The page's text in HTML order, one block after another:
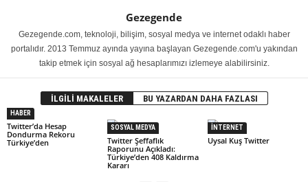
Gezegende
Gezegende.com, teknoloji, bilişim, sosyal medya ve internet odaklı haber
portalıdır. 2013 Temmuz ayında yayına başlayan Gezegende.com'u yakından
takip etmek için sosyal ağ hesaplarımızı izlemeye alabilirsiniz.
İLGİLİ MAKALELER BU YAZARDAN DAHA FAZLASI
HABER
Twitter’da Hesap
Dondurma Rekoru
Türkiye’den
SOSYAL MEDYA
Twitter Şeffaflık
Raporunu Açıkladı:
Türkiye’den 408 Kaldırma
Kararı
İNTERNET
Uysal Kuş Twitter